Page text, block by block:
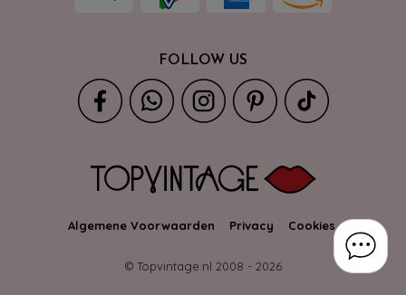
FOLLOW US
Algemene Voorwaarden Privacy Cookies
© Topvintage.nl 2008 - 2026